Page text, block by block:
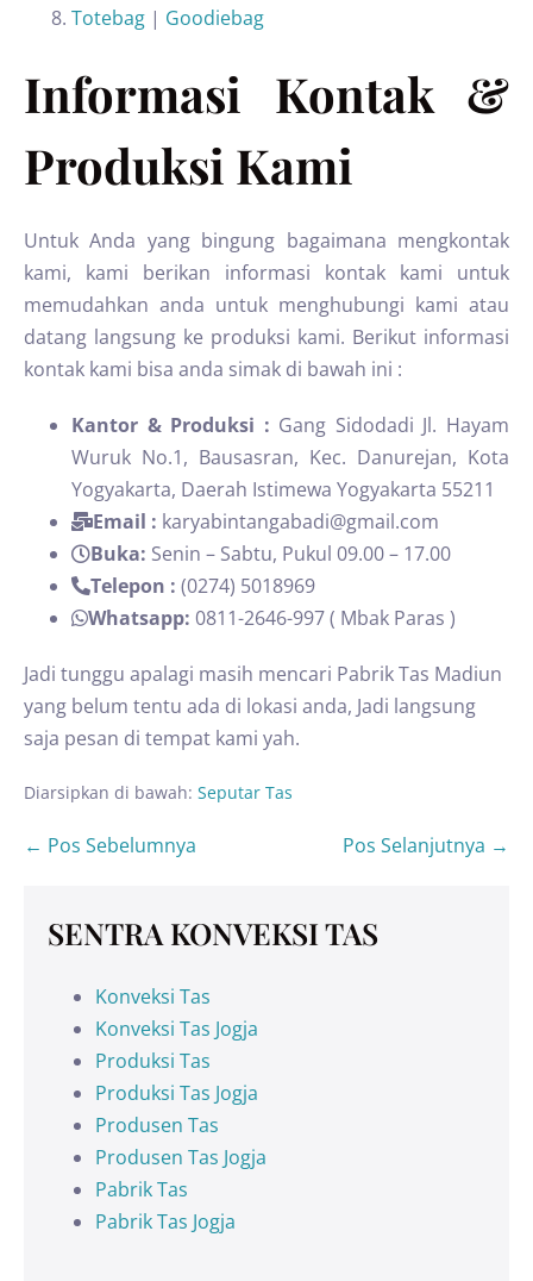
Totebag | Goodiebag
Informasi Kontak &
Produksi Kami
Untuk Anda yang bingung bagaimana mengkontak
kami, kami berikan informasi kontak kami untuk
memudahkan anda untuk menghubungi kami atau
datang langsung ke produksi kami. Berikut informasi
kontak kami bisa anda simak di bawah ini :
Kantor & Produksi : Gang Sidodadi Jl. Hayam
Wuruk No.1, Bausasran, Kec. Danurejan, Kota
Yogyakarta, Daerah Istimewa Yogyakarta 55211
Email : karyabintangabadi@gmail.com
Buka: Senin – Sabtu, Pukul 09.00 – 17.00
Telepon : (0274) 5018969
Whatsapp: 0811-2646-997 ( Mbak Paras )
Jadi tunggu apalagi masih mencari Pabrik Tas Madiun
yang belum tentu ada di lokasi anda, Jadi langsung
saja pesan di tempat kami yah.
Diarsipkan di bawah: Seputar Tas
← Pos Sebelumnya Pos Selanjutnya →
SENTRA KONVEKSI TAS
Konveksi Tas
Konveksi Tas Jogja
Produksi Tas
Produksi Tas Jogja
Produsen Tas
Produsen Tas Jogja
Pabrik Tas
Pabrik Tas Jogja